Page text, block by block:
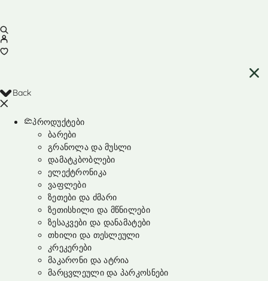
Back
პროდუქტები
ბარები
გრანოლა და მუსლი
დამატკბობლები
ელექტრონიკა
ვაფლები
ზეთები და ძმარი
ზეთისხილი და მწნილები
ზესაკვები და დანამატები
თხილი და თესლეული
კრეკერები
მაკარონი და ატრია
მარცვლეული და პარკოსნები